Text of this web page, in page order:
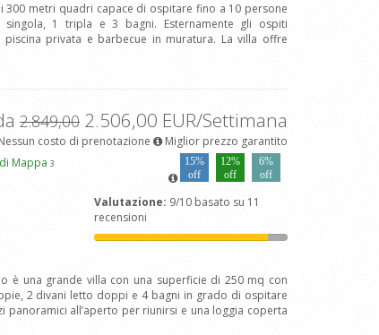
300 metri quadri capace di ospitare fino a 10 persone
1 tripla e 3 bagni. Esternamente gli ospiti
privata e barbecue in muratura. La villa offre
2.849,00 2.506,00 EUR/Settimana
costo di prenotazione
Miglior prezzo garantito
Mappa 3
15%
off
12%
off
6%
off
Valutazione: 9/10 basato su 11
recensioni
è una grande villa con una superficie di 250 mq con
2 divani letto doppi e 4 bagni in grado di ospitare
panoramici all’aperto per riunirsi e una loggia coperta